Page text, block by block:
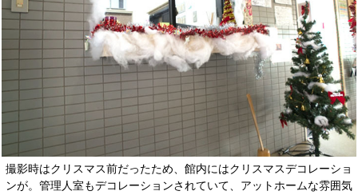
撮影時はクリスマス前だったため、館内にはクリスマスデコレーショ
ンが。管理人室もデコレーションされていて、アットホームな雰囲気